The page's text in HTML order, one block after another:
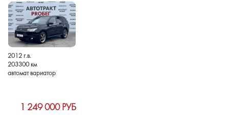
2012 г.в.
203300 км
автомат вариатор
1 249 000 РУБ